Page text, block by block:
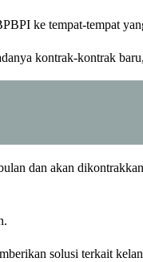
ke tempat-tempat
kontrak-kontrak
dan akan
solusi terkait